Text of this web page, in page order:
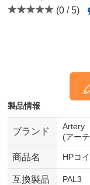
(0 / 5)
製品情報
ブランド
Artery
(アー
商品名 HPコ
互換製品 PAL3